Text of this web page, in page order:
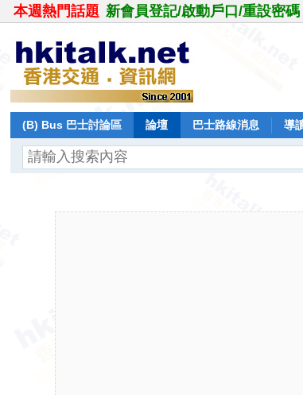
本週熱門話題 新會員登記/啟動戶口/重設密碼
(B) Bus 巴士討論區 論壇 巴士路線消息 導